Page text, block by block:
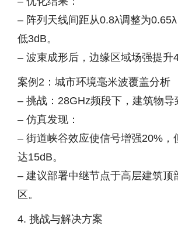
– 阵列天线间距从0.8λ调整为
低3dB。
– 波束成形后，边缘区域场强提升
案例2：城市环境毫米波覆盖分析
– 挑战：28GHz频段下，建筑物导
– 仿真发现：
– 街道峡谷效应使信号增强20%，
达15dB。
– 建议部署中继节点于高层建筑顶
区。
4. 挑战与解决方案